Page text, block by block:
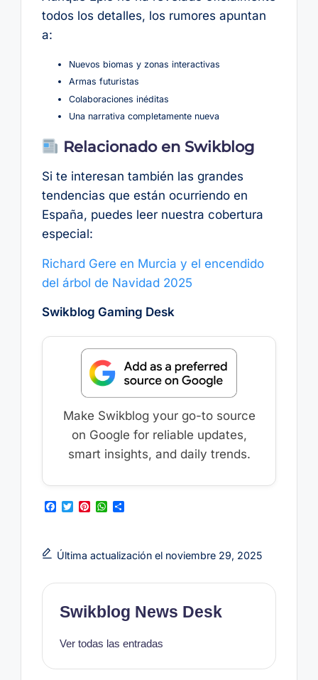
todos los detalles, los rumores apuntan
a:
Nuevos biomas y zonas interactivas
Armas futuristas
Colaboraciones inéditas
Una narrativa completamente nueva
Relacionado en Swikblog
Si te interesan también las grandes
tendencias que están ocurriendo en
España, puedes leer nuestra cobertura
especial:
Richard Gere en Murcia y el encendido
del árbol de Navidad 2025
Swikblog Gaming Desk
Make Swikblog your go-to source
on Google for reliable updates,
smart insights, and daily trends.
F
b
o
k
T
t
e
P
e
r
s
W
s
A
p
C
a
r
i
Última actualización el noviembre 29, 2025
Swikblog News Desk
Ver todas las entradas